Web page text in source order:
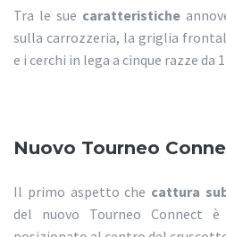
Tra le sue caratteristiche
sulla carrozzeria, la griglia
e i cerchi in lega a cinque razze da
Nuovo Tourneo
Il primo aspetto che cattura
del nuovo Tourneo Connect